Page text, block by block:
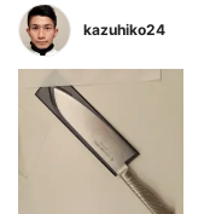
kazuhiko24